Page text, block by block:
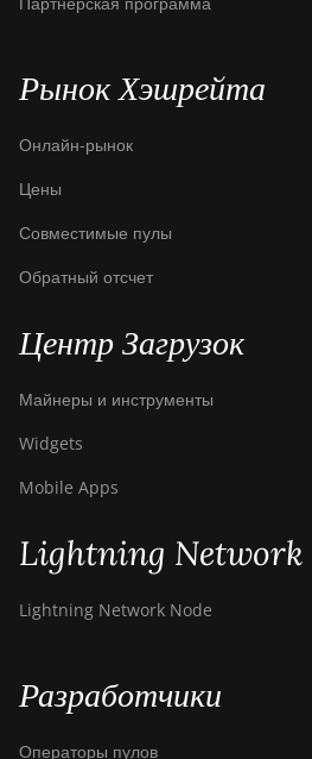
Рынок Хэшрейта
Онлайн-рынок
Цены
Совместимые пулы
Обратный отсчет
Центр Загрузок
Майнеры и инструменты
Widgets
Mobile Apps
Lightning Network
Lightning Network Node
Разработчики
Операторы пулов